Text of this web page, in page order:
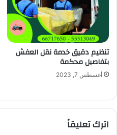
تنظيم دقيق خدمة نقل العفش
بتفاصيل محكمة
أغسطس 7, 2023
اترك تعليقاً